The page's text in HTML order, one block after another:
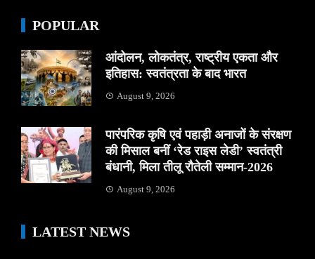
POPULAR
आंदोलन, लोकतंत्र, राष्ट्रीय एकता और
इतिहास: स्वतंत्रता के बाद भारत
August 9, 2026
पारंपरिक कृषि एवं पहाड़ी अनाजों के संरक्षण
की मिसाल बनीं ‘रेड राइस लेडी’ स्वतंत्री
बंधानी, मिला तीलू रौतेली सम्मान-2026
August 9, 2026
LATEST NEWS